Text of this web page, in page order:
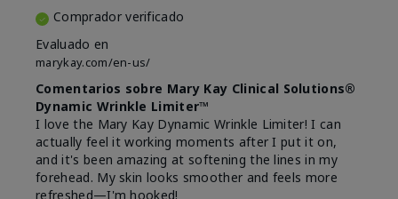
Comprador verificado
Evaluado en
marykay.com/en-us/
Comentarios sobre Mary Kay Clinical Solutions®
Dynamic Wrinkle Limiter™
I love the Mary Kay Dynamic Wrinkle Limiter! I can
actually feel it working moments after I put it on,
and it's been amazing at softening the lines in my
forehead. My skin looks smoother and feels more
refreshed—I'm hooked!